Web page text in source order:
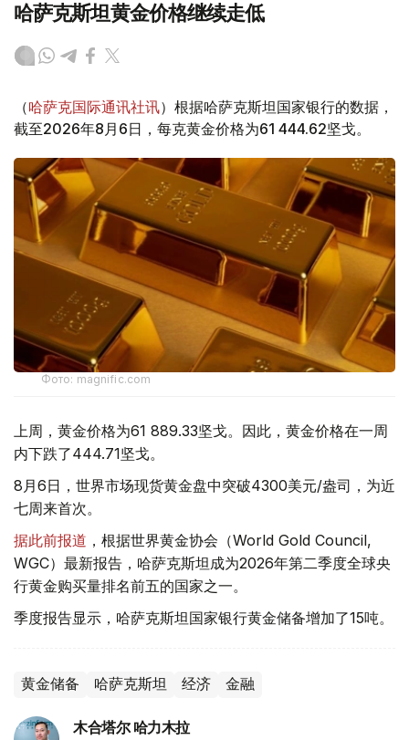
哈萨克斯坦黄金价格继续走低
（哈萨克国际通讯社讯）根据哈萨克斯坦国家银行的数据，
截至2026年8月6日，每克黄金价格为61 444.62坚戈。
Фото: magnific.com
上周，黄金价格为61 889.33坚戈。因此，黄金价格在一周
内下跌了444.71坚戈。
8月6日，世界市场现货黄金盘中突破4300美元/盎司，为近
七周来首次。
据此前报道 ，根据世界黄金协会（World Gold Council,
WGC）最新报告，哈萨克斯坦成为2026年第二季度全球央
行黄金购买量排名前五的国家之一。
季度报告显示，哈萨克斯坦国家银行黄金储备增加了15吨。
黄金储备 哈萨克斯坦 经济 金融
木合塔尔 哈力木拉